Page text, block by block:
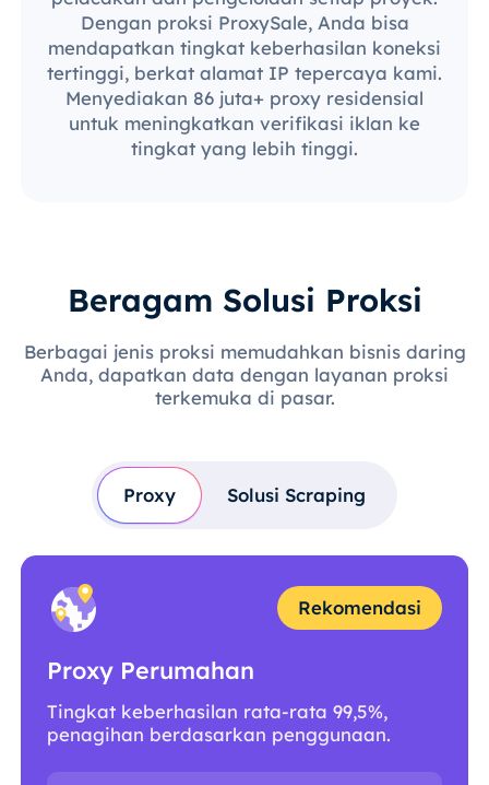
Dengan proksi ProxySale, Anda bisa
mendapatkan tingkat keberhasilan koneksi
tertinggi, berkat alamat IP tepercaya kami.
Menyediakan 86 juta+ proxy residensial
untuk meningkatkan verifikasi iklan ke
tingkat yang lebih tinggi.
Beragam Solusi Proksi
Berbagai jenis proksi memudahkan bisnis daring
Anda, dapatkan data dengan layanan proksi
terkemuka di pasar.
Proxy Solusi Scraping
Rekomendasi
Proxy Perumahan
Tingkat keberhasilan rata-rata 99,5%,
penagihan berdasarkan penggunaan.